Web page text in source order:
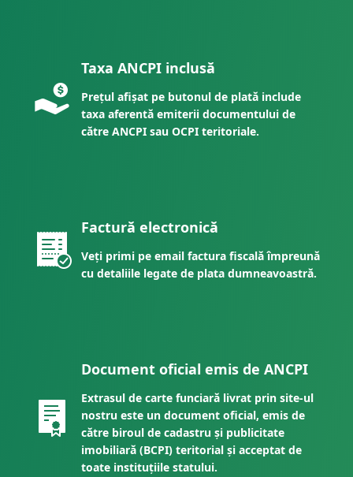
Taxa ANCPI inclusă
Prețul afișat pe butonul de plată include
taxa aferentă emiterii documentului de
către ANCPI sau OCPI teritoriale.
Factură electronică
Veți primi pe email factura fiscală împreună
cu detaliile legate de plata dumneavoastră.
Document oficial emis de ANCPI
Extrasul de carte funciară livrat prin site-ul
nostru este un document oficial, emis de
către biroul de cadastru și publicitate
imobiliară (BCPI) teritorial și acceptat de
toate instituțiile statului.